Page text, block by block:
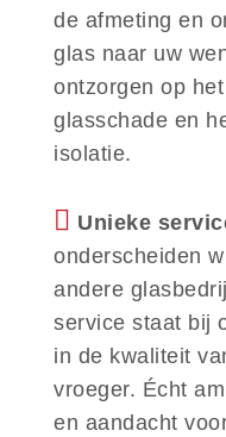
de afmeting en
glas naar uw
ontzorgen op
glasschade en
isolatie.
Unieke
onderscheiden
andere
service staat bij
in de kwaliteit
vroeger. Écht
en aandacht